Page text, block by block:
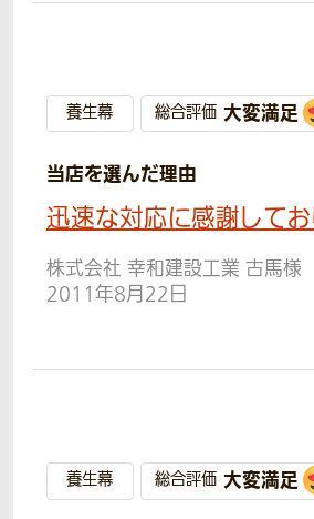
養生幕 総合評価 大変満足
当店を選んだ理由
迅速な対応に感謝してお
株式会社 幸和建設工業 古馬様
2011年8月22日
養生幕 総合評価 大変満足